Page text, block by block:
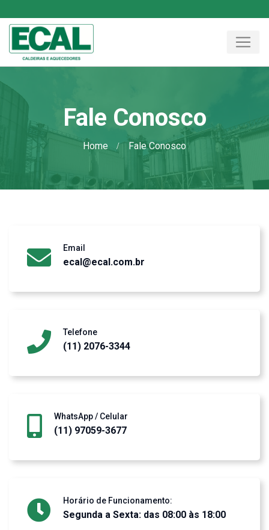
Fale Conosco
Home Fale Conosco
Email
ecal@ecal.com.br
Telefone
(11) 2076-3344
WhatsApp / Celular
(11) 97059-3677
Horário de Funcionamento:
Segunda a Sexta: das 08:00 às 18:00